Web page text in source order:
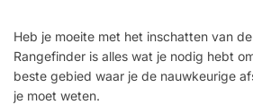
Heb je moeite met het inschatten van
Rangefinder is alles wat je nodig hebt
beste gebied waar je de nauwkeurige
je moet weten.